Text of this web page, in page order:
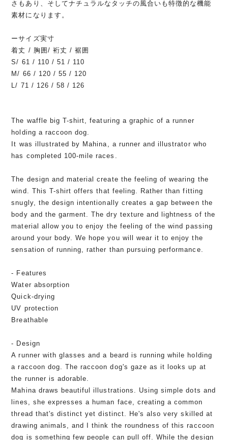
さもあり、そしてナチュラルなタッチの風合いも特徴的な機能
素材になります。
ーサイズ実寸
着丈 / 胸囲/ 裄丈 / 裾囲
S/ 61 / 110 / 51 / 110
M/ 66 / 120 / 55 / 120
L/ 71 / 126 / 58 / 126
The waffle big T-shirt, featuring a graphic of a runner
holding a raccoon dog.
It was illustrated by Mahina, a runner and illustrator who
has completed 100-mile races.
The design and material create the feeling of wearing the
wind. This T-shirt offers that feeling. Rather than fitting
snugly, the design intentionally creates a gap between the
body and the garment. The dry texture and lightness of the
material allow you to enjoy the feeling of the wind passing
around your body. We hope you will wear it to enjoy the
sensation of running, rather than pursuing performance.
- Features
Water absorption
Quick-drying
UV protection
Breathable
- Design
A runner with glasses and a beard is running while holding
a raccoon dog. The raccoon dog's gaze as it looks up at
the runner is adorable.
Mahina draws beautiful illustrations. Using simple dots and
lines, she expresses a human face, creating a common
thread that's distinct yet distinct. He's also very skilled at
drawing animals, and I think the roundness of this raccoon
dog is something few people can pull off. While the design